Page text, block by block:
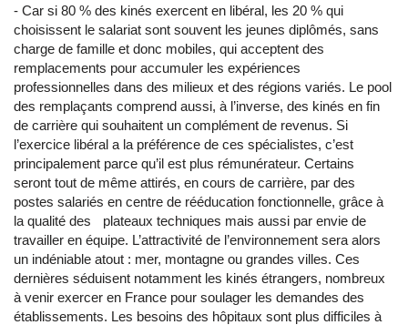
- Car si 80 % des kinés exercent en libéral, les 20 % qui
choisissent le salariat sont souvent les jeunes diplômés, sans
charge de famille et donc mobiles, qui acceptent des
remplacements pour accumuler les expériences
professionnelles dans des milieux et des régions variés. Le pool
des remplaçants comprend aussi, à l’inverse, des kinés en fin
de carrière qui souhaitent un complément de revenus. Si
l’exercice libéral a la préférence de ces spécialistes, c’est
principalement parce qu’il est plus rémunérateur. Certains
seront tout de même attirés, en cours de carrière, par des
postes salariés en centre de rééducation fonctionnelle, grâce à
la qualité des plateaux techniques mais aussi par envie de
travailler en équipe. L’attractivité de l’environnement sera alors
un indéniable atout : mer, montagne ou grandes villes. Ces
dernières séduisent notamment les kinés étrangers, nombreux
à venir exercer en France pour soulager les demandes des
établissements. Les besoins des hôpitaux sont plus difficiles à